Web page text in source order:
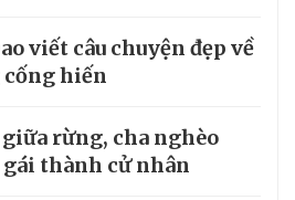
viết câu chuyện đẹp về
hiến
giữa rừng, cha nghèo
gái thành cử nhân